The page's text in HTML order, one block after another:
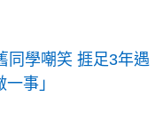
同學嘲笑 捱足3年遇
事」